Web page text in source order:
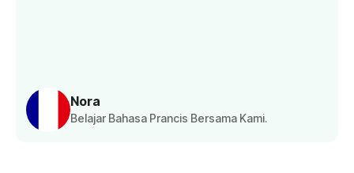
Nora
Belajar Bahasa Prancis Bersama Kami.